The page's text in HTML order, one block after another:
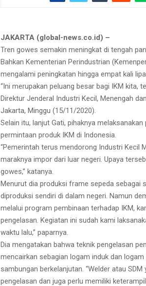
JAKARTA (global-news.co.id) –
Tren gowes semakin meningkat di tengah
Bahkan Kementerian Perindustrian
mengalami peningkatan hingga empat kali
“Ini merupakan peluang besar bagi IKM kita,
Direktur Jenderal Industri Kecil, Menengah
Jakarta, Minggu (15/11/2020).
Selain itu, lanjut Gati, pihaknya
permintaan produk IKM di Indonesia.
“Pemerintah terus mendorong Industri Kecil
maraknya impor dari luar negeri. Upaya
gowes,” katanya.
Menurut dia produksi frame sepeda sebagai
diproduksi sendiri di dalam negeri. Namun
melalui program pembinaan terhadap IKM,
pengelasan. Kegiatan ini sudah kami
waktu lalu,” paparnya.
Dia mengatakan bahwa teknik pengelasan
mencairkan sebagian logam induk dan
sambungan berkelanjutan. “Welder atau
pengelasan dan juga perlu memiliki